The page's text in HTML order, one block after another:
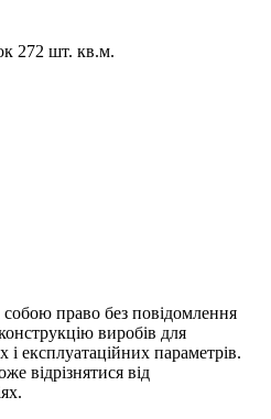
272 шт. кв.м.
право без повідомлення
виробів для
і експлуатаційних параметрів.
відрізнятися від